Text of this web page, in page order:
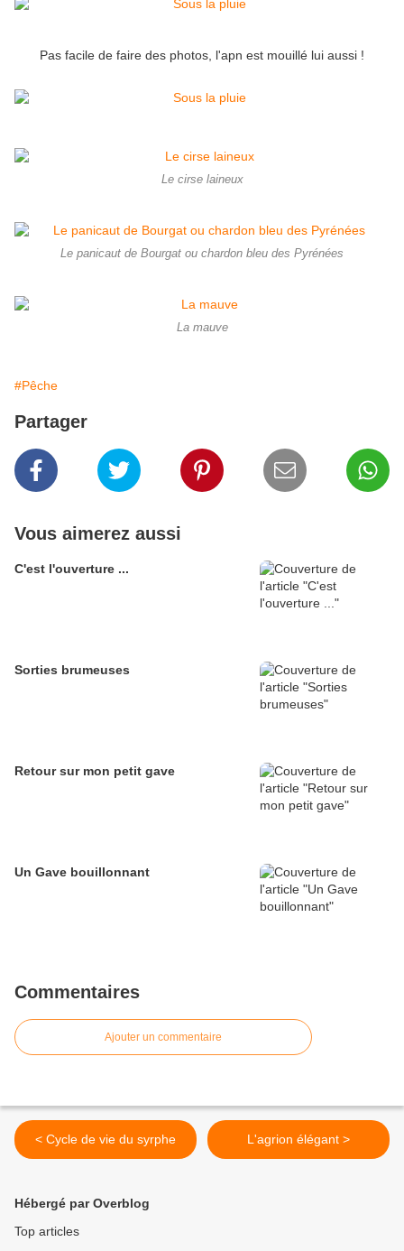
Pas facile de faire des photos, l'apn est mouillé lui aussi !
Le cirse laineux
Le panicaut de Bourgat ou chardon bleu des Pyrénées
La mauve
#Pêche
Partager
Vous aimerez aussi
C'est l'ouverture ...
Sorties brumeuses
Retour sur mon petit gave
Un Gave bouillonnant
Commentaires
Ajouter un commentaire
< Cycle de vie du syrphe L'agrion élégant >
Hébergé par Overblog
Top articles